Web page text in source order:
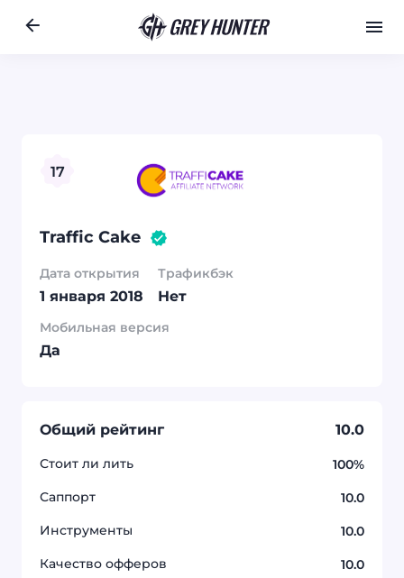
на сайт
17
Traffic Cake
Дата открытия
1 января 2018
Трафикбэк
Нет
Мобильная версия
Да
Общий рейтинг 10.0
Стоит ли лить 100%
Саппорт 10.0
Инструменты 10.0
Качество офферов 10.0